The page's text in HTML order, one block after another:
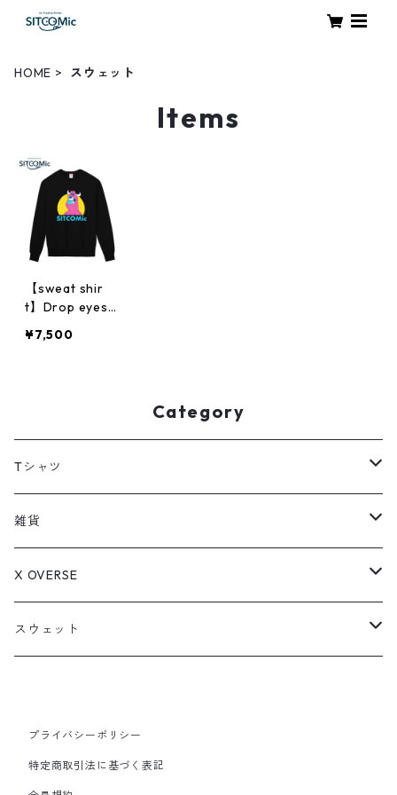
HOME スウェット
Items
【sweat shir
t】Drop eyes p
ack)
¥7,500
Category
Tシャツ
LIFE is JUNKY
TUNE IN MULTIVERSE
Drop eyes pink monster
DESPAIR
This is MULTIVERSE
雑貨
アクリルキーホルダー
ステッカー
X OVERSE
アメコミオタクのはちべぇ
スウェット
プライバシーポリシー
特定商取引法に基づく表記